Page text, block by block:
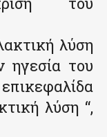
λύση
ηγεσία του
λύση “,